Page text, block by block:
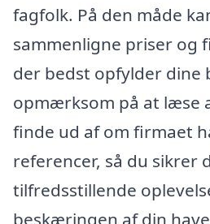
fagfolk. På den måde
sammenligne priser og
der bedst opfylder dine
opmærksom på at læse
finde ud af om firmaet
referencer, så du sikrer
tilfredsstillende
beskæringen af din